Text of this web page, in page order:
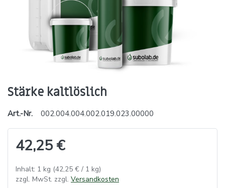
Stärke kaltlöslich
Art.-Nr. 002.004.004.002.019.023.00000
42,25 €
Inhalt: 1 kg (42,25 € / 1 kg)
zzgl. MwSt. zzgl. Versandkosten